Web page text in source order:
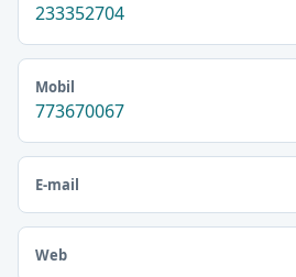
233352704
Mobil
773670067
E-mail
Web